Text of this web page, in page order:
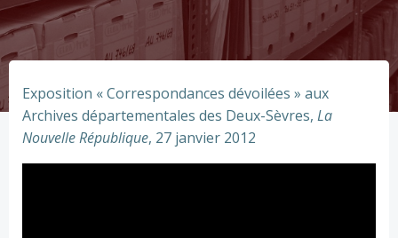
Exposition « Correspondances dévoilées » aux
Archives départementales des Deux-Sèvres, La
Nouvelle République, 27 janvier 2012